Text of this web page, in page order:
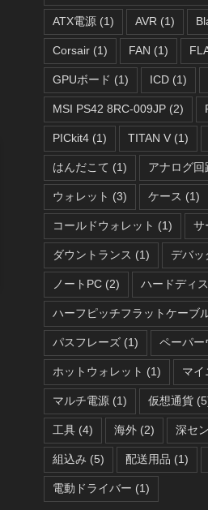
ATX電源(1) AVR(1)
Corsair(1) FAN (1)
GPUボード (1) ICD(1)
MSI PS42 8RC-009JP(2)
PICkit4(1) TITAN V(1)
はんだこて (1) アナログ回
ウォレット (3) ケース (1)
コールドウォレット (1) サ
ダウントランス (1) デバッ
ノートPC(2) ハードディ
ハーフピッチフラットケーブ
パスフレーズ(1) ペーパー
ホットウォレット (1) マイ
マルチ電源(1) 仮想通貨
工具(4) 海外(2) 深セン
組込み (5) 配送用品 (1)
電動ドライバー (1)